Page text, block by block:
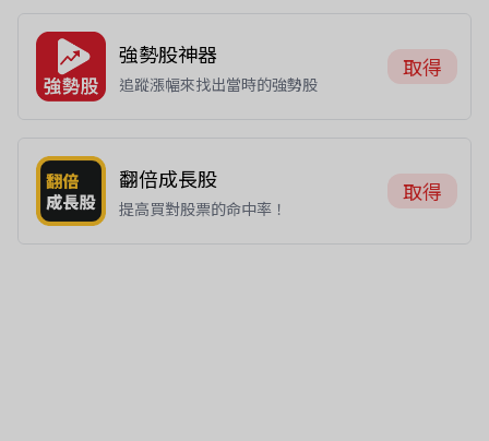
強勢股神器
追蹤漲幅來找出當時的強勢股
取得
翻倍成長股
提高買對股票的命中率！
取得